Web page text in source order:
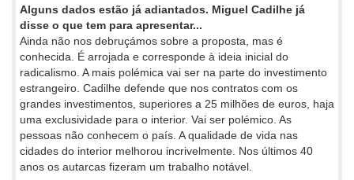
Alguns dados estão já adiantados. Miguel Cadilhe já
disse o que tem para apresentar...
Ainda não nos debruçámos sobre a proposta, mas é
conhecida. É arrojada e corresponde à ideia inicial do
radicalismo. A mais polémica vai ser na parte do investimento
estrangeiro. Cadilhe defende que nos contratos com os
grandes investimentos, superiores a 25 milhões de euros, haja
uma exclusividade para o interior. Vai ser polémico. As
pessoas não conhecem o país. A qualidade de vida nas
cidades do interior melhorou incrivelmente. Nos últimos 40
anos os autarcas fizeram um trabalho notável.